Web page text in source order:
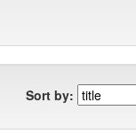
Sort by: